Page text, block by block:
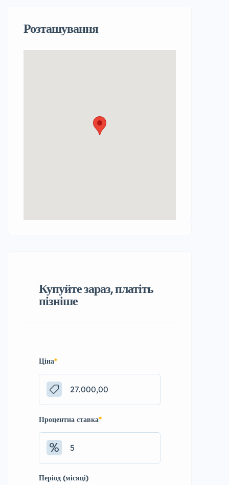
Розташування
Купуйте зараз, платіть
пізніше
Ціна*
Процентна ставка*
Період (місяці)